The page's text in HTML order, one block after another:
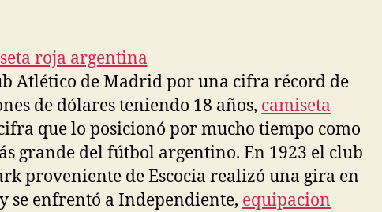
Atlético de Madrid por una cifra récord de
de dólares teniendo 18 años, camiseta
que lo posicionó por mucho tiempo como
grande del fútbol argentino. En 1923 el club
proveniente de Escocia realizó una gira en
se enfrentó a Independiente, equipacion